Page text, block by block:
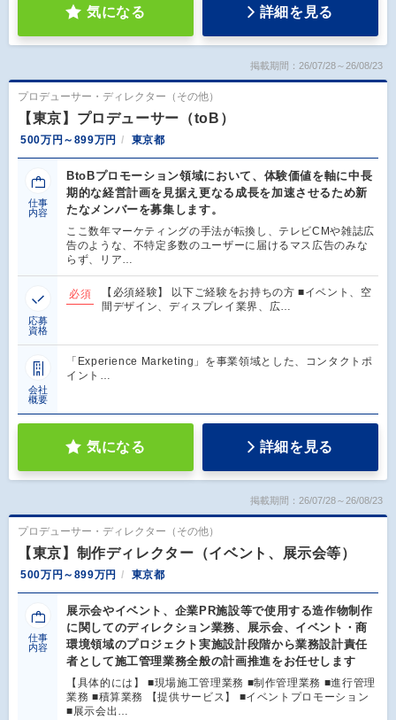
気になる 詳細を見る
掲載期間：26/07/28～26/08/23
プロデューサー・ディレクター（その他）
【東京】プロデューサー（toB）
500万円～899万円 東京都
仕事
内容
BtoBプロモーション領域において、体験価値を軸に中長
期的な経営計画を見据え更なる成長を加速させるため新
たなメンバーを募集します。
ここ数年マーケティングの手法が転換し、テレビCMや雑誌広
告のような、不特定多数のユーザーに届けるマス広告のみな
らず、リア…
応募
資格
必須
【必須経験】 以下ご経験をお持ちの方 ■イベント、空
間デザイン、ディスプレイ業界、広…
会社
概要
「Experience Marketing」を事業領域とした、コンタクトポ
イント…
気になる 詳細を見る
掲載期間：26/07/28～26/08/23
プロデューサー・ディレクター（その他）
【東京】制作ディレクター（イベント、展示会等）
500万円～899万円 東京都
仕事
内容
展示会やイベント、企業PR施設等で使用する造作物制作
に関してのディレクション業務、展示会、イベント・商
環境領域のプロジェクト実施設計段階から業務設計責任
者として施工管理業務全般の計画推進をお任せします
【具体的には】 ■現場施工管理業務 ■制作管理業務 ■進行管理
業務 ■積算業務 【提供サービス】 ■イベントプロモーション
■展示会出…